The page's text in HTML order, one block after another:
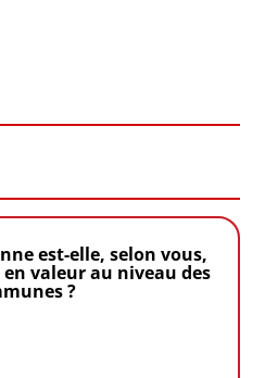
est-elle, selon vous,
valeur au niveau des
?